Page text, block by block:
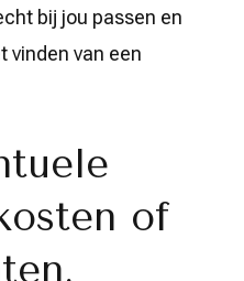
bij jou passen en
vinden van een
of